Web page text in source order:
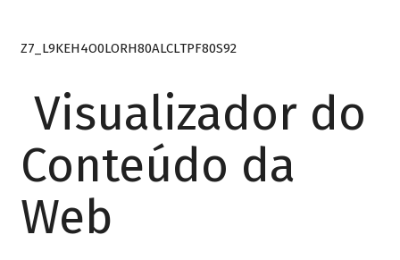
Z7_L9KEH4O0LORH80ALCLTPF80S92
Visualizador do
Conteúdo da
Web